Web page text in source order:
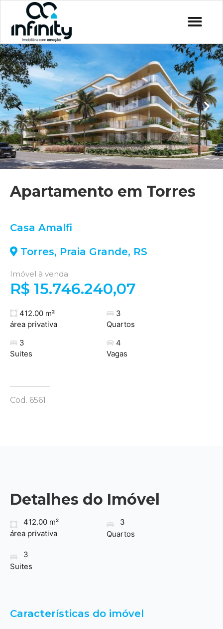
Apartamento em Torres
Casa Amalfi
Torres, Praia Grande, RS
Imóvel à venda
R$ 15.746.240,07
412.00 m²
área privativa
3
Quartos
3
Suites
4
Vagas
Cod. 6561
Detalhes do Imóvel
412.00 m²
área privativa
3
Quartos
3
Suites
Características do imóvel